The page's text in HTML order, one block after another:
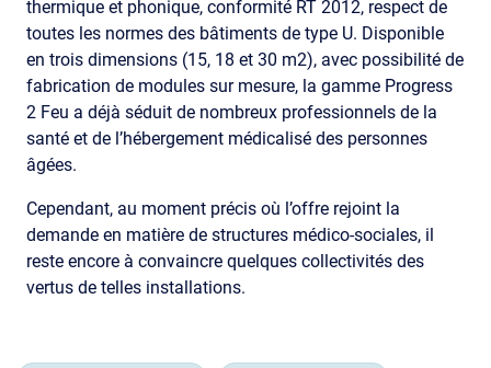
thermique et phonique, conformité RT 2012, respect de
toutes les normes des bâtiments de type U. Disponible
en trois dimensions (15, 18 et 30 m2), avec possibilité de
fabrication de modules sur mesure, la gamme Progress
2 Feu a déjà séduit de nombreux professionnels de la
santé et de l’hébergement médicalisé des personnes
âgées.
Cependant, au moment précis où l’offre rejoint la
demande en matière de structures médico-sociales, il
reste encore à convaincre quelques collectivités des
vertus de telles installations.